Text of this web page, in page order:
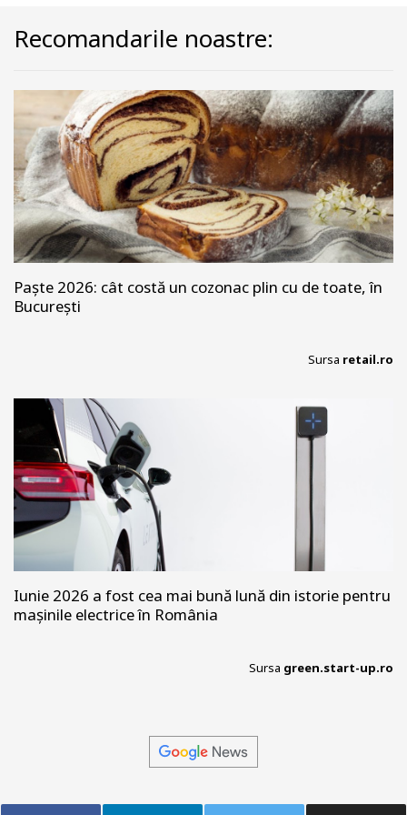
Recomandarile noastre:
Paște 2026: cât costă un cozonac plin cu de toate, în
București
Sursa retail.ro
Iunie 2026 a fost cea mai bună lună din istorie pentru
mașinile electrice în România
Sursa green.start-up.ro